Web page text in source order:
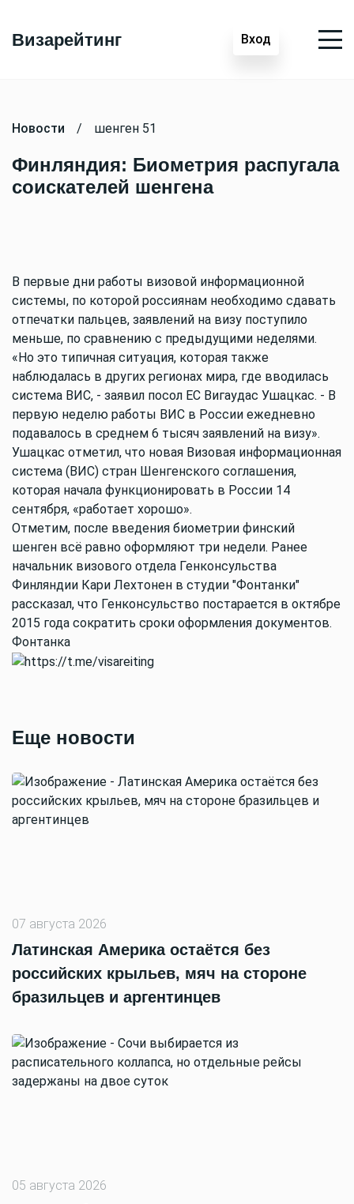
Визарейтинг Вход
Новости / шенген 51
Финляндия: Биометрия распугала
соискателей шенгена
В первые дни работы визовой информационной
системы, по которой россиянам необходимо сдавать
отпечатки пальцев, заявлений на визу поступило
меньше, по сравнению с предыдущими неделями.
«Но это типичная ситуация, которая также
наблюдалась в других регионах мира, где вводилась
система ВИС, - заявил посол ЕС Вигаудас Ушацкас. - В
первую неделю работы ВИС в России ежедневно
подавалось в среднем 6 тысяч заявлений на визу».
Ушацкас отметил, что новая Визовая информационная
система (ВИС) стран Шенгенского соглашения,
которая начала функционировать в России 14
сентября, «работает хорошо».
Отметим, после введения биометрии финский
шенген всё равно оформляют три недели. Ранее
начальник визового отдела Генконсульства
Финляндии Кари Лехтонен в студии "Фонтанки"
рассказал, что Генконсульство постарается в октябре
2015 года сократить сроки оформления документов.
Фонтанка
Еще новости
07 августа 2026
Латинская Америка остаётся без
российских крыльев, мяч на стороне
бразильцев и аргентинцев
05 августа 2026